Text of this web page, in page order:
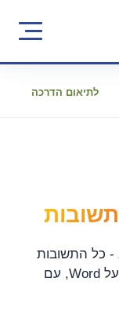
לתיאום הדרכה
- כל התשובות
לשאלות שהכי הרבה שואלים אותי על Word, עם